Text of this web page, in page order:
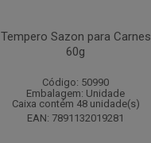
Tempero Sazon para Carnes
60g
Código: 50990
Embalagem: Unidade
Caixa contém 48 unidade(s)
EAN: 7891132019281